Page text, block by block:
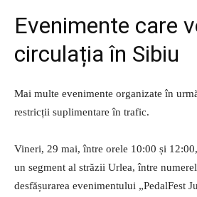
Evenimente care
circulația în Sibiu
Mai multe evenimente organizate în
restricții suplimentare în trafic.
Vineri, 29 mai, între orele 10:00 și
un segment al străzii Urlea, între
desfășurarea evenimentului „PedalFest